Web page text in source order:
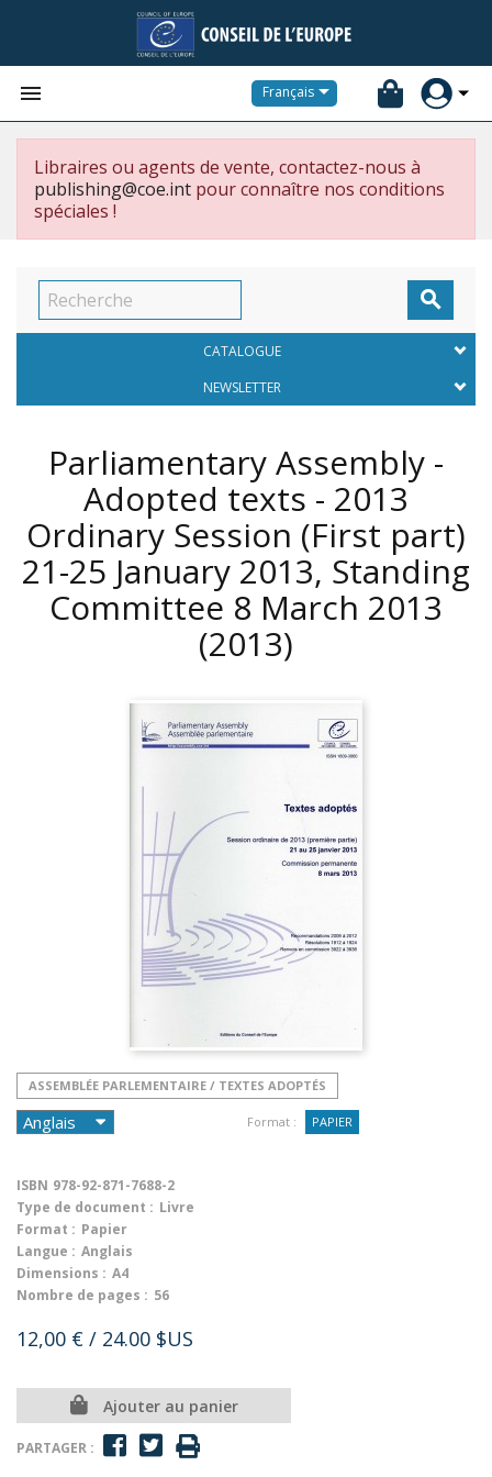
 Français
Libraires ou agents de vente, contactez-nous à
publishing@coe.int pour connaître nos conditions
spéciales !

CATALOGUE
NEWSLETTER
Parliamentary Assembly -
Adopted texts - 2013
Ordinary Session (First part)
21-25 January 2013, Standing
Committee 8 March 2013
(2013)
ASSEMBLÉE PARLEMENTAIRE / TEXTES ADOPTÉS
Format : PAPIER
ISBN 978-92-871-7688-2
Type de document : Livre
Format : Papier
Langue : Anglais
Dimensions : A4
Nombre de pages : 56
12,00 € / 24.00 $US
Ajouter au panier
PARTAGER :